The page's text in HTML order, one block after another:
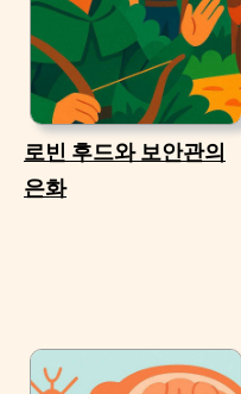
로빈 후드와 보안관의
은화